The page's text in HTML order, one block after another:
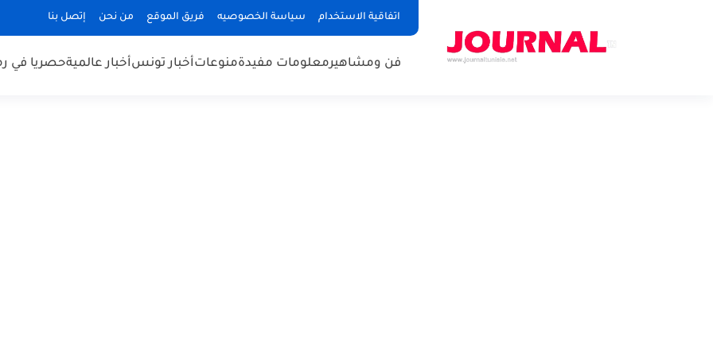
اتفاقية الاستخدام سياسة الخصوصيه فريق الموقع من نحن إتصل بنا
فن ومشاهيرمعلومات مفيدةمنوعاتأخبار تونسأخبار عالميةحصريا في